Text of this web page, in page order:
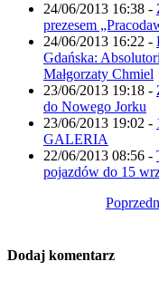
24/06/2013 16:38 -
prezesem
24/06/2013 16:22 -
Gdańska:
Małgorzaty Chmiel
23/06/2013 19:18 -
do Nowego Jorku
23/06/2013 19:02 -
GALERIA
22/06/2013 08:56 -
pojazdów do 15
Dodaj komentarz